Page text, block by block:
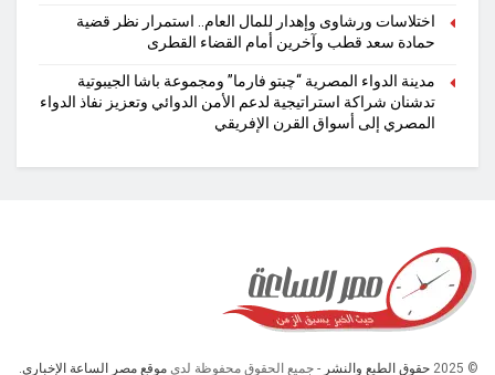
اختلاسات ورشاوى وإهدار للمال العام.. استمرار نظر قضية
حمادة سعد قطب وآخرين أمام القضاء القطرى
مدينة الدواء المصرية “چبتو فارما” ومجموعة باشا الجيبوتية
تدشنان شراكة استراتيجية لدعم الأمن الدوائي وتعزيز نفاذ الدواء
المصري إلى أسواق القرن الإفريقي
© 2025 حقوق الطبع والنشر - جميع الحقوق محفوظة لدى موقع مصر الساعة الإخباري.